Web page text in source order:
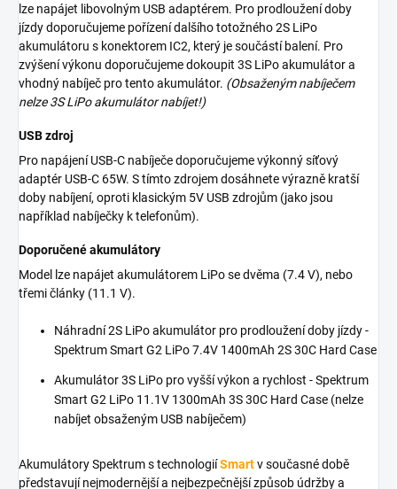
lze napájet libovolným USB adaptérem. Pro prodloužení doby
jízdy doporučujeme pořízení dalšího totožného 2S LiPo
akumulátoru s konektorem IC2, který je součástí balení. Pro
zvýšení výkonu doporučujeme dokoupit 3S LiPo akumulátor a
vhodný nabíječ pro tento akumulátor. (Obsaženým nabíječem
nelze 3S LiPo akumulátor nabíjet!)
USB zdroj
Pro napájení USB-C nabíječe doporučujeme výkonný síťový
adaptér USB-C 65W. S tímto zdrojem dosáhnete výrazně kratší
doby nabíjení, oproti klasickým 5V USB zdrojům (jako jsou
například nabíječky k telefonům).
Doporučené akumulátory
Model lze napájet akumulátorem LiPo se dvěma (7.4 V), nebo
třemi články (11.1 V).
Náhradní 2S LiPo akumulátor pro prodloužení doby jízdy -
Spektrum Smart G2 LiPo 7.4V 1400mAh 2S 30C Hard Case
Akumulátor 3S LiPo pro vyšší výkon a rychlost - Spektrum
Smart G2 LiPo 11.1V 1300mAh 3S 30C Hard Case (nelze
nabíjet obsaženým USB nabíječem)
Akumulátory Spektrum s technologiíSmartv současné době
představují nejmodernější a nejbezpečnější způsob údržby a